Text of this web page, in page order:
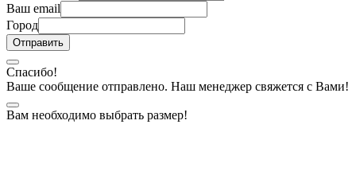
Ваш email
Город
Спасибо!
Ваше сообщение отправлено. Наш менеджер свяжется с Вами!
Вам необходимо выбрать размер!